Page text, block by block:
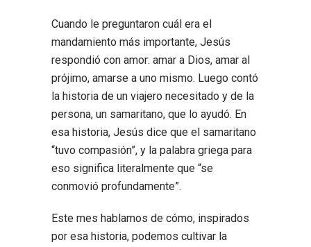
Cuando le preguntaron cuál era el
mandamiento más importante, Jesús
respondió con amor: amar a Dios, amar al
prójimo, amarse a uno mismo. Luego contó
la historia de un viajero necesitado y de la
persona, un samaritano, que lo ayudó. En
esa historia, Jesús dice que el samaritano
“tuvo compasión”, y la palabra griega para
eso significa literalmente que “se
conmovió profundamente”.
Este mes hablamos de cómo, inspirados
por esa historia, podemos cultivar la